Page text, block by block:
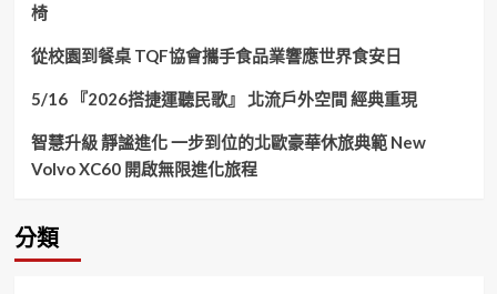
椅
從校園到餐桌 TQF協會攜手食品業響應世界食安日
5/16 『2026搭捷運聽民歌』 北流戶外空間 經典重現
智慧升級 靜謐進化 一步到位的北歐豪華休旅典範 New
Volvo XC60 開啟無限進化旅程
分類